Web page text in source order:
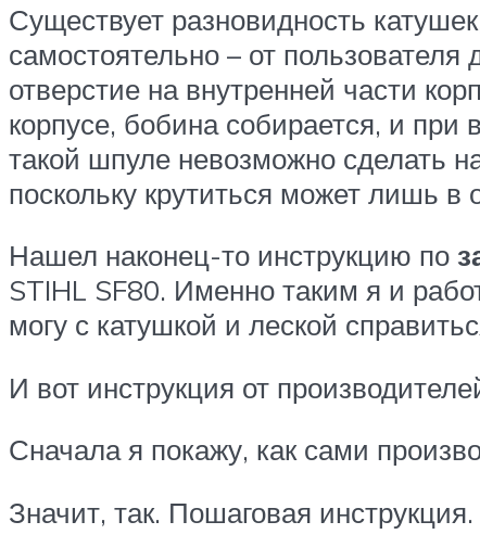
Существует разновидность
самостоятельно – от
отверстие на внутренней части
корпусе, бобина собирается, и
такой шпуле невозможно сделать
поскольку крутиться может лишь в
Нашел наконец-то инструкцию по
STIHL SF80. Именно таким я и
могу с катушкой и леской
И вот инструкция от
Сначала я покажу, как сами
Значит, так. Пошаговая